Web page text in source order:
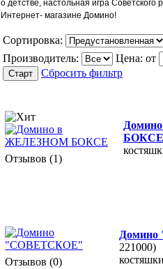
о детстве, настольная игра
Интернет- магазине Домино!
Сортировка:
Производитель:
Цена: от
Сбросить фильтр
Отзывов (1)
БОКСЕ
Отзывов (0)
221000)